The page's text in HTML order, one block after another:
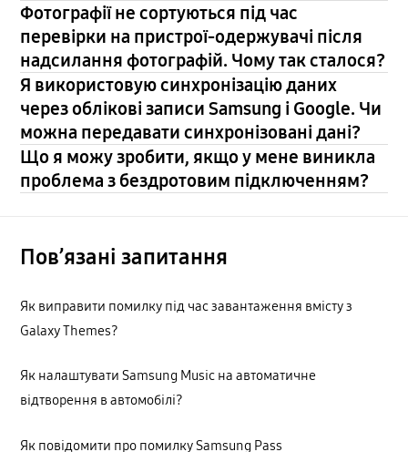
Фотографії не сортуються під час
перевірки на пристрої-одержувачі після
надсилання фотографій. Чому так сталося?
Я використовую синхронізацію даних
через облікові записи Samsung і Google. Чи
можна передавати синхронізовані дані?
Що я можу зробити, якщо у мене виникла
проблема з бездротовим підключенням?
Пов’язані запитання
Як виправити помилку під час завантаження вмісту з
Galaxy Themes?
Як налаштувати Samsung Music на автоматичне
відтворення в автомобілі?
Як повідомити про помилку Samsung Pass